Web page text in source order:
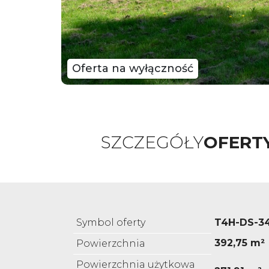
Oferta na wyłączność
SZCZEGÓŁY
Symbol oferty
T4H-DS-
Powierzchnia
392,75 m²
Powierzchnia użytkowa